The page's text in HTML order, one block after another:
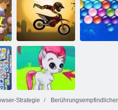
Grindcraft
Remastered
Moto x3m
Strategie